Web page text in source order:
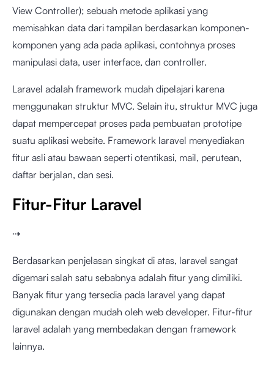
View Controller); sebuah metode aplikasi yang
memisahkan data dari tampilan berdasarkan komponen-
komponen yang ada pada aplikasi, contohnya proses
manipulasi data, user interface, dan controller.
Laravel adalah framework mudah dipelajari karena
menggunakan struktur MVC. Selain itu, struktur MVC juga
dapat mempercepat proses pada pembuatan prototipe
suatu aplikasi website. Framework laravel menyediakan
fitur asli atau bawaan seperti otentikasi, mail, perutean,
daftar berjalan, dan sesi.
Fitur-Fitur Laravel
⇢
Berdasarkan penjelasan singkat di atas, laravel sangat
digemari salah satu sebabnya adalah fitur yang dimiliki.
Banyak fitur yang tersedia pada laravel yang dapat
digunakan dengan mudah oleh web developer. Fitur-fitur
laravel adalah yang membedakan dengan framework
lainnya.